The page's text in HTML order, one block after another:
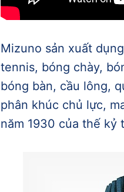
Mizuno sản xuất
tennis, bóng chày,
bóng bàn, cầu lông,
phân khúc chủ lực,
năm 1930 của thế kỷ